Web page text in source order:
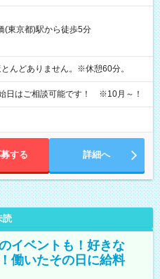
(東京都)駅から徒歩5分
どありません。※休憩60分。
はご相談可能です！ ※10月～！
する 詳細へ
読
イベントも！好きな
働いたその日に給料